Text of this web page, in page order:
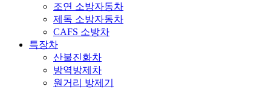
조연 소방자동차
제독 소방자동차
CAFS 소방차
특장차
산불진화차
방역방제차
원거리 방제기